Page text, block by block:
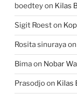
boedteyon Kilas
Sigit Roeston
Rosita sinurayaon
Bimaon Nobar
Prasodjoon Kilas